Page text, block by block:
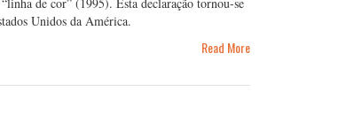
de cor” (1995). Esta declaração tornou-se
Unidos da América.
Read More